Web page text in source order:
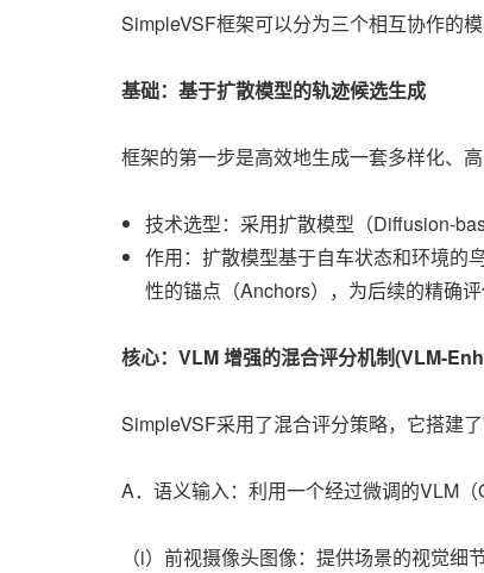
SimpleVSF框架可以分为三个相互协作的模
基础：基于扩散模型的轨迹候选生成
框架的第一步是高效地生成一套多样化、高
技术选型：采用扩散模型（Diffusion-
作用：扩散模型基于自车状态和环境的
性的锚点（Anchors），为后续的精确
核心：VLM 增强的混合评分机制(VLM-
SimpleVSF采用了混合评分策略，它搭建
A．语义输入：利用一个经过微调的VLM（
（i）前视摄像头图像：提供场景的视觉细节